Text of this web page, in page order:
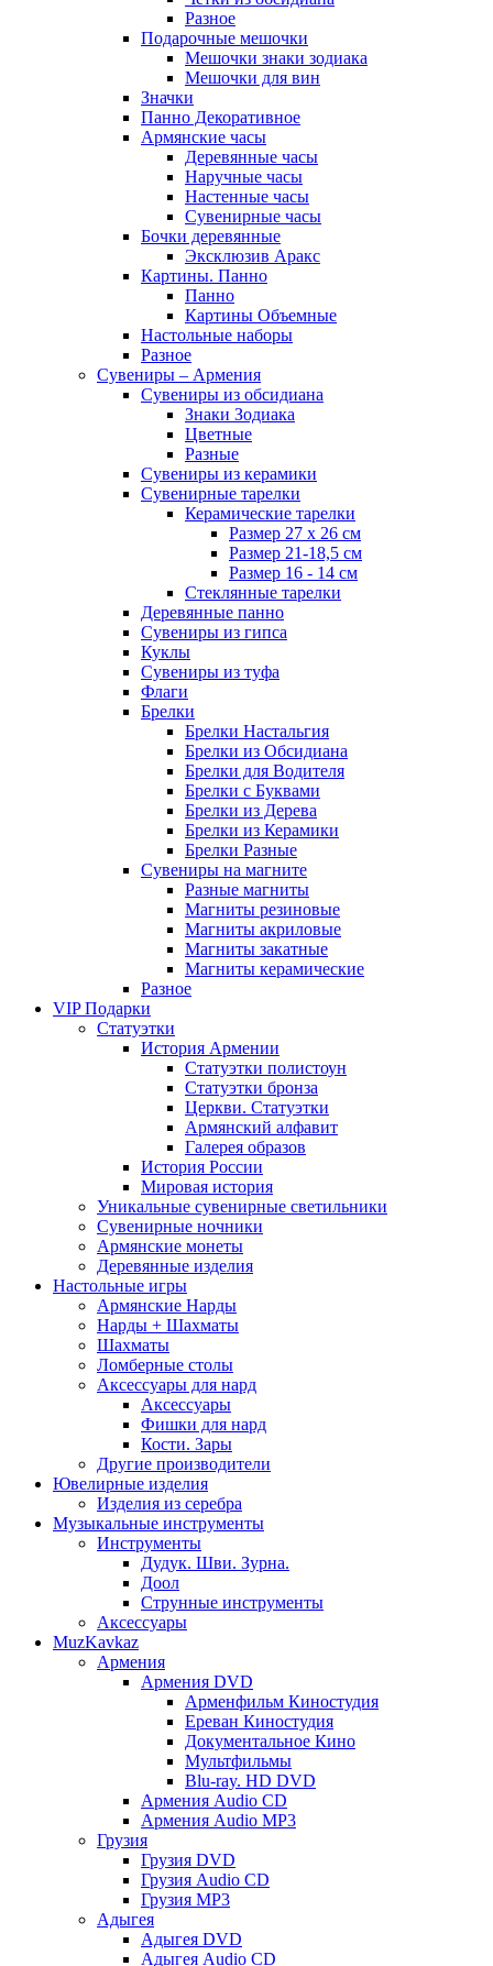
Разное
Подарочные мешочки
Мешочки знаки зодиака
Мешочки для вин
Значки
Панно Декоративное
Армянские часы
Деревянные часы
Наручные часы
Настенные часы
Сувенирные часы
Бочки деревянные
Эксклюзив Аракс
Картины. Панно
Панно
Картины Объемные
Настольные наборы
Разное
Сувениры – Армения
Сувениры из обсидиана
Знаки Зодиака
Цветные
Разные
Сувениры из керамики
Сувенирные тарелки
Керамические тарелки
Размер 27 х 26 см
Размер 21-18,5 см
Размер 16 - 14 см
Стеклянные тарелки
Деревянные панно
Сувениры из гипса
Куклы
Сувениры из туфа
Флаги
Брелки
Брелки Настальгия
Брелки из Обсидиана
Брелки для Водителя
Брелки с Буквами
Брелки из Дерева
Брелки из Керамики
Брелки Разные
Сувениры на магните
Разные магниты
Магниты резиновые
Магниты акриловые
Магниты закатные
Магниты керамические
Разное
VIP Подарки
Статуэтки
История Армении
Статуэтки полистоун
Статуэтки бронза
Церкви. Статуэтки
Армянский алфавит
Галерея образов
История России
Мировая история
Уникальные сувенирные светильники
Сувенирные ночники
Армянские монеты
Деревянные изделия
Настольные игры
Армянские Нарды
Нарды + Шахматы
Шахматы
Ломберные столы
Аксессуары для нард
Аксессуары
Фишки для нард
Кости. Зары
Другие производители
Ювелирные изделия
Изделия из серебра
Музыкальные инструменты
Инструменты
Дудук. Шви. Зурна.
Доол
Струнные инструменты
Аксессуары
MuzKavkaz
Армения
Армения DVD
Арменфильм Киностудия
Ереван Киностудия
Документальное Кино
Мультфильмы
Blu-ray. HD DVD
Армения Audio CD
Армения Audio MP3
Грузия
Грузия DVD
Грузия Audio CD
Грузия MP3
Адыгея
Адыгея DVD
Адыгея Audio CD